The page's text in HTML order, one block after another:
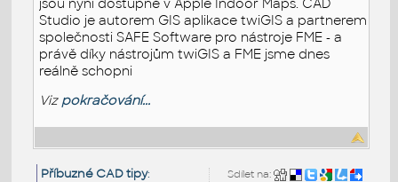
jsou nyní dostupné v Apple Indoor Maps. CAD
Studio je autorem GIS aplikace twiGIS a partnerem
společnosti SAFE Software pro nástroje FME - a
právě díky nástrojům twiGIS a FME jsme dnes
reálně schopni
Viz pokračování...
Sdílet na:
Příbuzné CAD tipy: